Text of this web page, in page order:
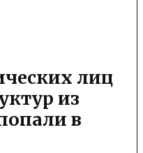
лиц
из
в